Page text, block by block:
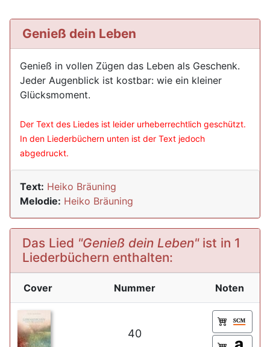
Genieß dein Leben
Genieß in vollen Zügen das Leben als Geschenk.
Jeder Augenblick ist kostbar: wie ein kleiner
Glücksmoment.
Der Text des Liedes ist leider urheberrechtlich geschützt.
In den Liederbüchern unten ist der Text jedoch
abgedruckt.
Text: Heiko Bräuning
Melodie: Heiko Bräuning
Das Lied "Genieß dein Leben"ist in 1
Liederbüchern enthalten:
Cover Nummer Noten
40